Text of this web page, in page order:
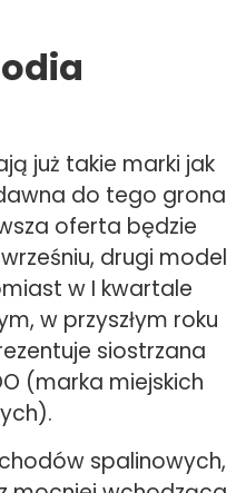
już takie marki jak
do tego grona
oferta będzie
drugi model
w I kwartale
w przyszłym roku
siostrzana
(marka miejskich
spalinowych,